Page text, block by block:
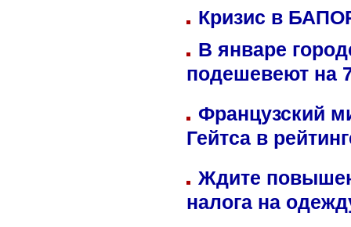
Кризис в
В январе
подешевеют на
Французский
Гейтса в
Ждите
налога на